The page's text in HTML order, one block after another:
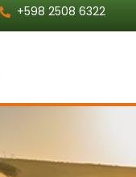
+598 2508 6322